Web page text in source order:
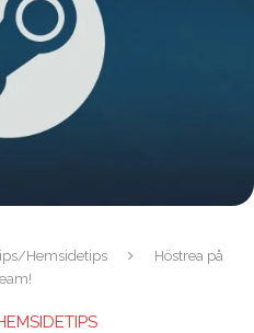
Hemsidetips
Höstrea på